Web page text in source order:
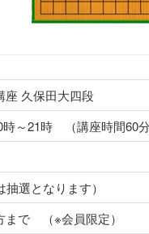
座 久保田大四段
～21時 （講座時間60分
選となります）
まで （※会員限定）